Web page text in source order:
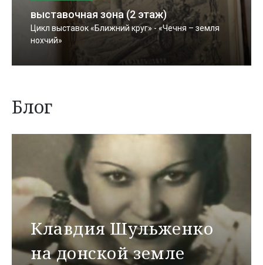
выставочная зона (2 этаж)
Цикл выставок «Ближний круг» - «Чечня – земля
нохчий»
Блог
Клавдия Шульженко
на донской земле